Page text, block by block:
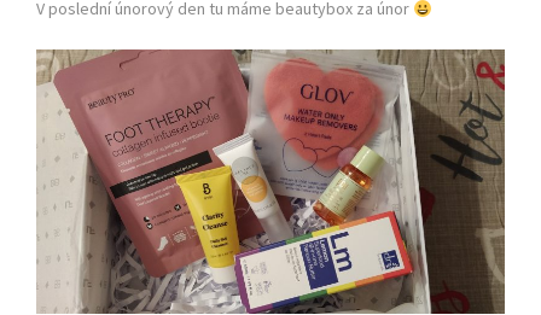
V poslední únorový den tu máme beautybox za únor